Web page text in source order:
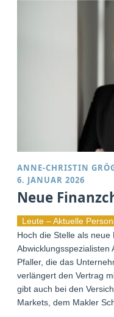
ANNE-CHRISTIN
6. JANUAR 2026
Neue
Leute – Aktuelle
Hoch die Stelle als neue
Abwicklungsspezialisten
Pfaller, die das
verlängert den Vertrag
gibt auch bei den
Markets, dem Makler